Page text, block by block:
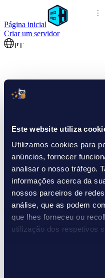
Este website utiliza
Utilizamos cookies para
anúncios, fornecer
analisar o nosso tráfego.
informações acerca da
nossos parceiros de
análise, que as podem
que lhes forneceu ou
utilização dos respetivos
Página inicial
Criar um servidor
PT
Servidor não encontrado